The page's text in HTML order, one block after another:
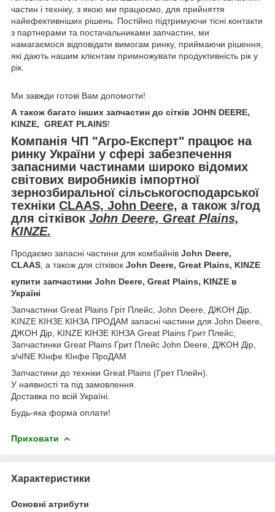
частин і техніку, з якою ми працюємо, для прийняття
найефективніших рішень. Постійно підтримуючи тісні контакти
з партнерами та постачальниками запчастин, ми
намагаємося відповідати вимогам ринку, приймаючи рішення,
які дають нашим клієнтам примножувати продуктивність рік у
рік.
Ми завжди готові Вам допомогти!
А також багато інших запчастин до сітків JOHN DEERE,
KINZE, GREAT PLAINS!
Компанія ЧП "Агро-Експерт" працює на
ринку України у сфері забезпечення
запасними частинами широко відомих
світових виробників імпортної
зернозбиральної сільськогосподарської
техніки CLAAS, John Deere, а також з/год
для сітківок John Deere, Great Plains,
KINZE.
Продаємо запасні частини для комбайнів John Deere,
CLAAS , а також для сітківок John Deere, Great Plains, KINZE
купити запчастини John Deere, Great Plains, KINZE в
Україні
Запчастини Great Plains Гріт Плейс, John Deere, ДЖОН Дір,
KINZE КІНЗЕ КІНЗА ПРОДАМ запасні частини для John Deere,
ДЖОН Дір, KINZE КІНЗЕ КІНЗА Great Plains Грит Плейс,
Запчастинки Great Plains Грит Плейс John Deere, ДЖОН Дір,
з/чINE КІнфе КІнфе ПроДАМ
Запчастини до техніки Great Plains (Грет Плейн).
У наявності та під замовлення.
Доставка по всій Україні.
Будь-яка форма оплати!
Приховати
Характеристики
Основні атрибути